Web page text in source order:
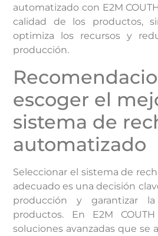
automatizado con E2M
calidad de los productos,
optimiza los recursos y
producción.
escoger el
sistema de
automatizado
Seleccionar el sistema de
adecuado es una decisión
producción y garantizar
productos. En E2M
soluciones avanzadas que se